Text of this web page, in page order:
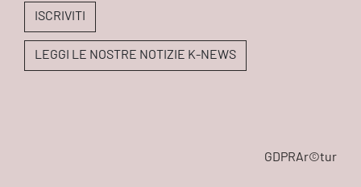
ISCRIVITI
LEGGI LE NOSTRE NOTIZIE K-NEWS
GDPRAr©tur